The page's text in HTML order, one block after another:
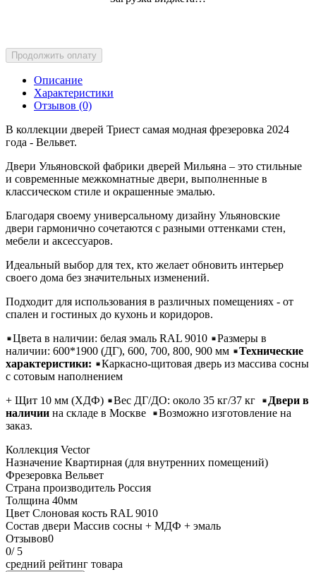
Продолжить оплату
Описание
Характеристики
Отзывов (0)
В коллекции дверей Триест самая модная фрезеровка 2024
года - Вельвет.
Двери Ульяновской фабрики дверей Мильяна – это стильные
и современные межкомнатные двери, выполненные в
классическом стиле и окрашенные эмалью.
Благодаря своему универсальному дизайну Ульяновские
двери гармонично сочетаются с разными оттенками стен,
мебели и аксессуаров.
Идеальный выбор для тех, кто желает обновить интерьер
своего дома без значительных изменений.
Подходит для использования в различных помещениях - от
спален и гостиных до кухонь и коридоров.
Цвета в наличии: белая эмаль RAL 9010
Размеры в
наличии: 600*1900 (ДГ), 600, 700, 800, 900 мм
Технические
характеристики:
Каркасно-щитовая дверь из массива сосны
с сотовым наполнением
+ Щит 10 мм (ХДФ)
Вес ДГ/ДО: около 35 кг/37 кг
Двери в
наличии на складе в Москве
Возможно изготовление на
заказ.
Коллекция Vector
Назначение Квартирная (для внутренних помещений)
Фрезеровка Вельвет
Страна производитель Россия
Толщина 40мм
Цвет Слоновая кость RAL 9010
Состав двери Массив сосны + МДФ + эмаль
Отзывов0
0/ 5
средний рейтинг товара